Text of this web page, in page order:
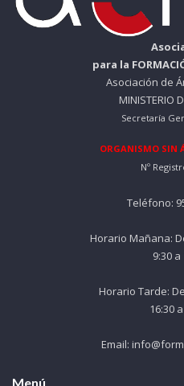
para la
Asociación de
MINISTERIO
Secretaría
ORGANISMO SIN
Nº
Teléfono:
Horario Mañana:
9:30 a
Horario Tarde:
16:30
Email:
Menú